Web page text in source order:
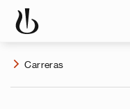
Carreras